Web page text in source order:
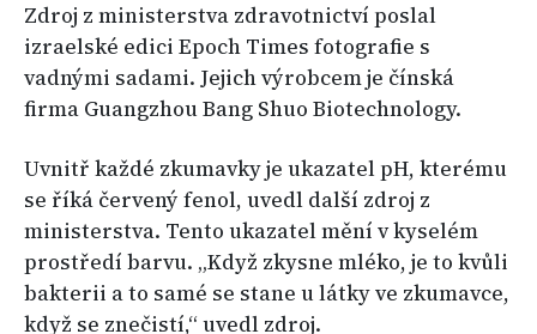
Zdroj z ministerstva zdravotnictví poslal
izraelské edici Epoch Times fotografie s
vadnými sadami. Jejich výrobcem je čínská
firma Guangzhou Bang Shuo Biotechnology.
Uvnitř každé zkumavky je ukazatel pH, kterému
se říká červený fenol, uvedl další zdroj z
ministerstva. Tento ukazatel mění v kyselém
prostředí barvu. „Když zkysne mléko, je to kvůli
bakterii a to samé se stane u látky ve zkumavce,
když se znečistí,“ uvedl zdroj.